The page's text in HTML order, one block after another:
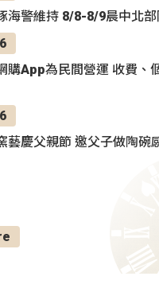
海警維持 8/8-8/9晨中北
購App為民間營運 收費、
藝慶父親節 邀父子做陶碗